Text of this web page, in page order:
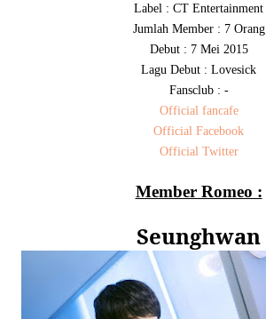
Label : CT Entertainment
Jumlah Member : 7 Orang
Debut : 7 Mei 2015
Lagu Debut : Lovesick
Fansclub : -
Official fancafe
Official Facebook
Official Twitter
Member Romeo :
Seunghwan